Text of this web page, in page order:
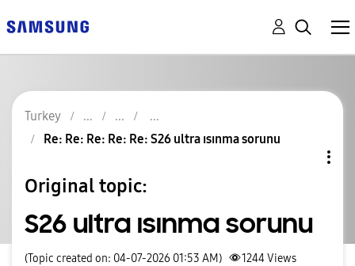
Turkey
Re: Re: Re: Re: Re: S26 ultra ısınma sorunu
Original topic:
S26 ultra ısınma sorunu
(Topic created on: 04-07-2026 01:53 AM) 1244Views